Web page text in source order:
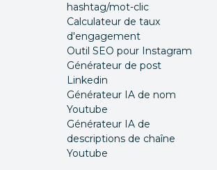
hashtag/mot-clic
Calculateur de taux
d'engagement
Outil SEO pour Instagram
Générateur de post
Linkedin
Générateur IA de nom
Youtube
Générateur IA de
descriptions de chaîne
Youtube